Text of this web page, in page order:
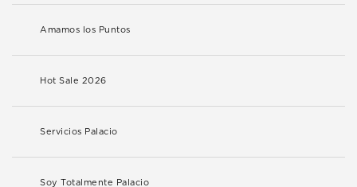
Amamos los Puntos
Hot Sale 2026
Servicios Palacio
Soy Totalmente Palacio